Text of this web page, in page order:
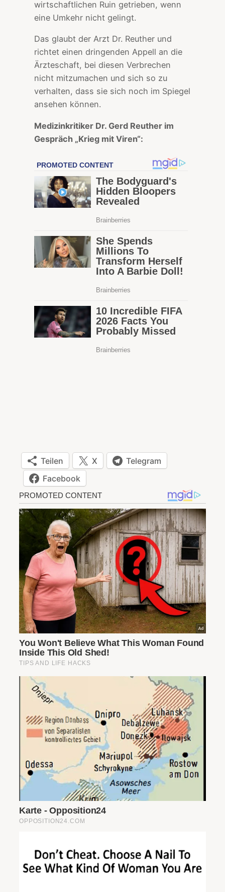
wirtschaftlichen Ruin getrieben, wenn
eine Umkehr nicht gelingt.
Das glaubt der Arzt Dr. Reuther und
richtet einen dringenden Appell an die
Ärzteschaft, bei diesen Verbrechen
nicht mitzumachen und sich so zu
verhalten, dass sie sich noch im Spiegel
ansehen können.
Medizinkritiker Dr. Gerd Reuther im
Gespräch „Krieg mit Viren“:
Teilen X
Telegram
Facebook